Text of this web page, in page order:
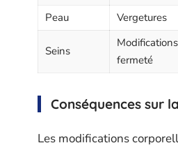
Peau
Vergetures
Seins
fermeté
Conséquences sur
Les modifications